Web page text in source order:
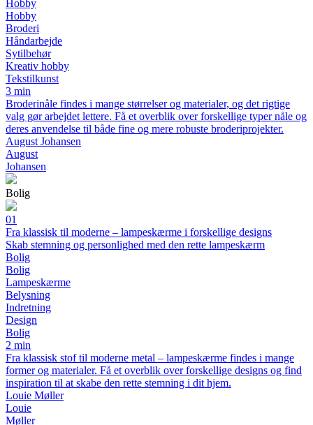
Hobby
Hobby
Broderi
Håndarbejde
Sytilbehør
Kreativ hobby
Tekstilkunst
3 min
Broderinåle findes i mange størrelser og materialer, og det rigtige
valg gør arbejdet lettere. Få et overblik over forskellige typer nåle og
deres anvendelse til både fine og mere robuste broderiprojekter.
August Johansen
August
Johansen
Bolig
01
Fra klassisk til moderne – lampeskærme i forskellige designs
Skab stemning og personlighed med den rette lampeskærm
Bolig
Bolig
Lampeskærme
Belysning
Indretning
Design
Bolig
2 min
Fra klassisk stof til moderne metal – lampeskærme findes i mange
former og materialer. Få et overblik over forskellige designs og find
inspiration til at skabe den rette stemning i dit hjem.
Louie Møller
Louie
Møller